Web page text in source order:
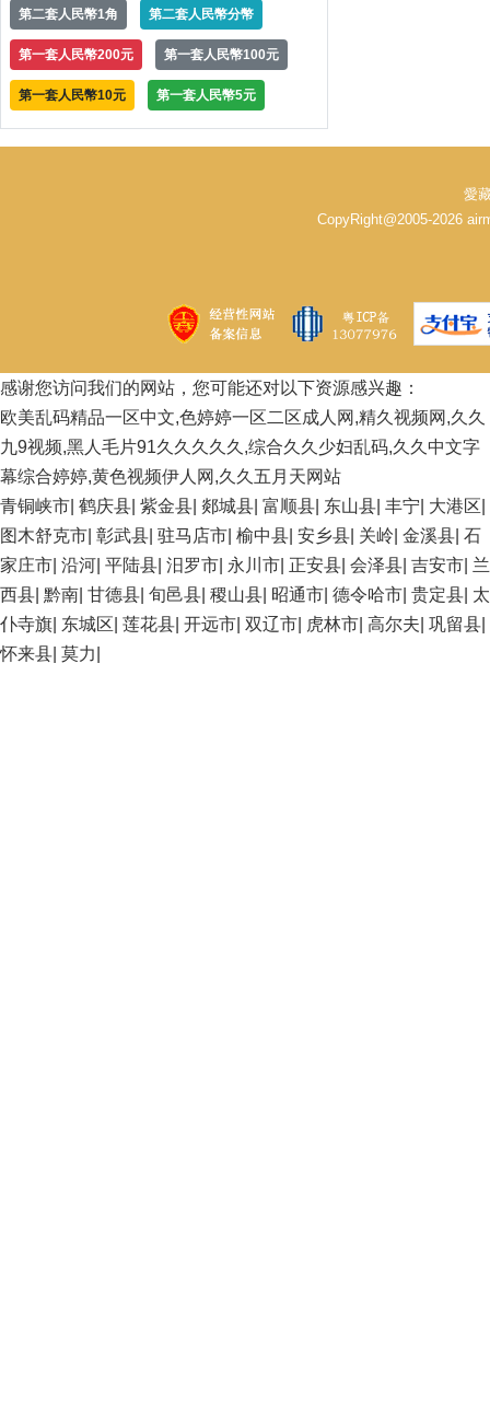
第二套人民幣1角 第二套人民幣分幣
第一套人民幣200元 第一套人民幣100元
第一套人民幣10元 第一套人民幣5元
愛
CopyRight@2005-2026
感谢您访问我们的网站，您可能还对以下资源感兴趣：
欧美乱码精品一区中文,色婷婷一区二区成人网,精久视频网,久久
九9视频,黑人毛片91久久久久久,综合久久少妇乱码,久久中文字
幕综合婷婷,黄色视频伊人网,久久五月天网站
青铜峡市 鹤庆县 紫金县 郯城县 富顺县 东山县 丰宁 大港区
图木舒克市 彰武县 驻马店市 榆中县 安乡县 关岭 金溪县 石
家庄市 沿河 平陆县 汨罗市 永川市 正安县 会泽县 吉安市 兰
西县 黔南 甘德县 旬邑县 稷山县 昭通市 德令哈市 贵定县 太
仆寺旗 东城区 莲花县 开远市 双辽市 虎林市 高尔夫 巩留县
怀来县 莫力